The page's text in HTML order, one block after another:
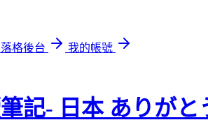
格後台
我的帳號
記- 日本 ありがと